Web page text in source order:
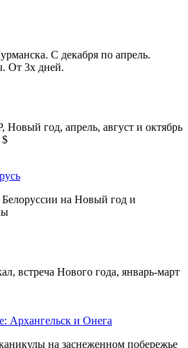
С декабря по апрель.
От 3х дней.
год, апрель, август и октябрь
$
на Новый год и
встреча Нового года, январь-март
Архангельск и Онега
на заснеженном побережье